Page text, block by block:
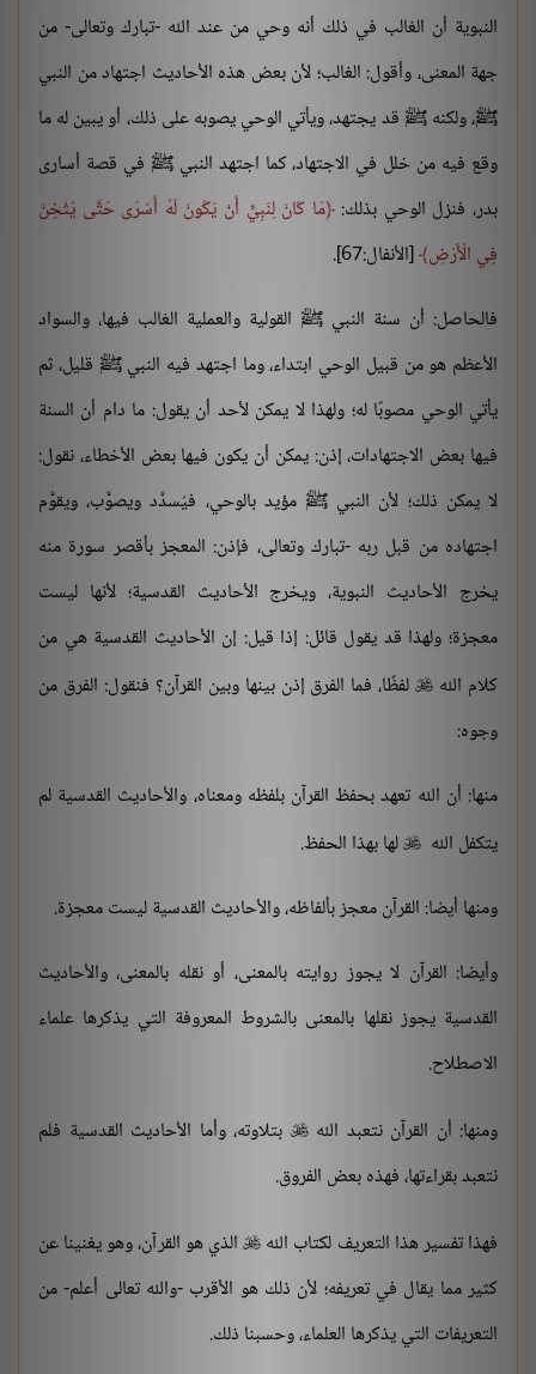
النبوية أن الغالب في ذلك أنه وحي من عند الله -تبارك وتعالى- من
جهة المعنى، وأقول: الغالب؛ لأن بعض هذه الأحاديث اجتهاد من النبي
ﷺ، ولكنه ﷺ قد يجتهد، ويأتي الوحي يصوبه على ذلك، أو يبين له ما
وقع فيه من خلل في الاجتهاد، كما اجتهد النبي ﷺ في قصة أسارى
بدر، فنزل الوحي بذلك: مَا كَانَ لِنَبِيٍّ أَنْ يَكُونَ لَهُ أَسْرَى حَتَّى يُثْخِنَ
فِي الْأَرْضِ [الأنفال:67].
فالحاصل: أن سنة النبي ﷺ القولية والعملية الغالب فيها، والسواد
الأعظم هو من قبيل الوحي ابتداء، وما اجتهد فيه النبي ﷺ قليل، ثم
يأتي الوحي مصوبًا له؛ ولهذا لا يمكن لأحد أن يقول: ما دام أن السنة
فيها بعض الاجتهادات، إذن: يمكن أن يكون فيها بعض الأخطاء، نقول:
لا يمكن ذلك؛ لأن النبي ﷺ مؤيد بالوحي، فيُسدَّد ويصوَّب، ويقوَّم
اجتهاده من قبل ربه -تبارك وتعالى، فإذن: المعجز بأقصر سورة منه
يخرج الأحاديث النبوية، ويخرج الأحاديث القدسية؛ لأنها ليست
معجزة؛ ولهذا قد يقول قائل: إذا قيل: إن الأحاديث القدسية هي من
كلام الله لفظًا، فما الفرق إذن بينها وبين القرآن؟ فنقول: الفرق من
وجوه:
منها: أن الله تعهد بحفظ القرآن بلفظه ومعناه، والأحاديث القدسية لم
يتكفل الله  لها بهذا الحفظ.
ومنها أيضا: القرآن معجز بألفاظه، والأحاديث القدسية ليست معجزة.
وأيضا: القرآن لا يجوز روايته بالمعنى، أو نقله بالمعنى، والأحاديث
القدسية يجوز نقلها بالمعنى بالشروط المعروفة التي يذكرها علماء
الاصطلاح.
ومنها: أن القرآن نتعبد الله بتلاوته، وأما الأحاديث القدسية فلم
نتعبد بقراءتها، فهذه بعض الفروق.
فهذا تفسير هذا التعريف لكتاب الله  الذي هو القرآن، وهو يغنينا عن
كثير مما يقال في تعريفه؛ لأن ذلك هو الأقرب -والله تعالى أعلم- من
التعريفات التي يذكرها العلماء، وحسبنا ذلك.